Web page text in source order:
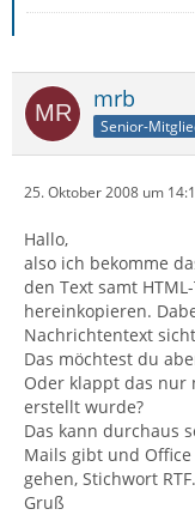
mrb
Senior-
25. Oktober 2008 um
Hallo,
also ich bekomme
den Text samt
hereinkopieren.
Nachrichtentext
Das möchtest du
Oder klappt das nur
erstellt wurde?
Das kann durchaus
Mails gibt und
gehen, Stichwort RTF.
Gruß